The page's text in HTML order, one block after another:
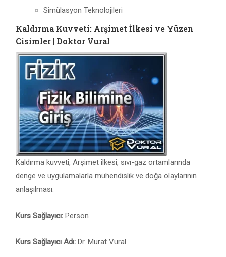
Simülasyon Teknolojileri
Kaldırma Kuvveti: Arşimet İlkesi ve Yüzen
Cisimler | Doktor Vural
Kaldırma kuvveti, Arşimet ilkesi, sıvı-gaz ortamlarında
denge ve uygulamalarla mühendislik ve doğa olaylarının
anlaşılması.
Kurs Sağlayıcı: Person
Kurs Sağlayıcı Adı: Dr. Murat Vural